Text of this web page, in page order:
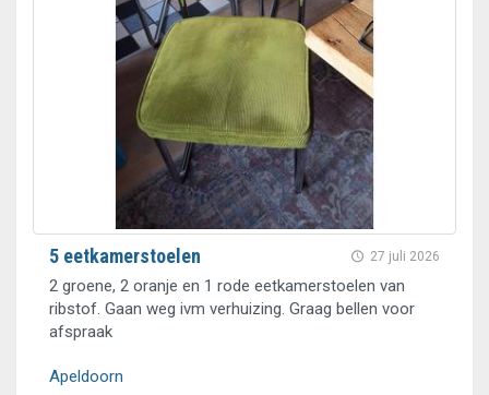
27 juli 2026
5 eetkamerstoelen
2 groene, 2 oranje en 1 rode eetkamerstoelen van
ribstof. Gaan weg ivm verhuizing. Graag bellen voor
afspraak
Apeldoorn